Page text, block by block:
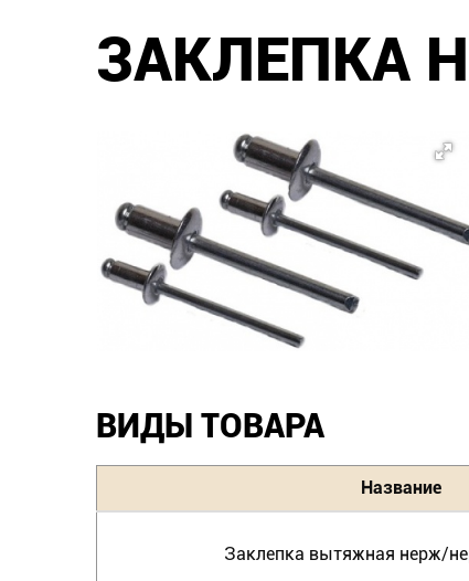
ЗАКЛЕПКА
ВИДЫ ТОВАРА
Название
Заклепка вытяжная нерж/